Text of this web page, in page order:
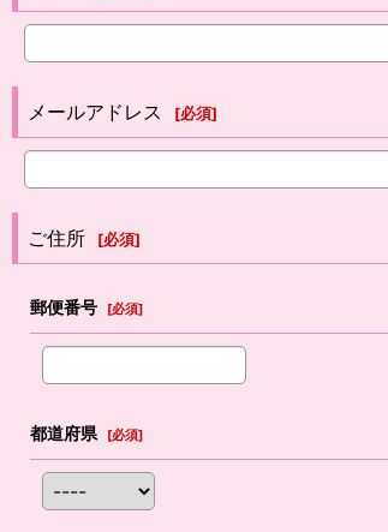
メールアドレス [必須]
ご住所 [必須]
郵便番号 [必須]
都道府県 [必須]